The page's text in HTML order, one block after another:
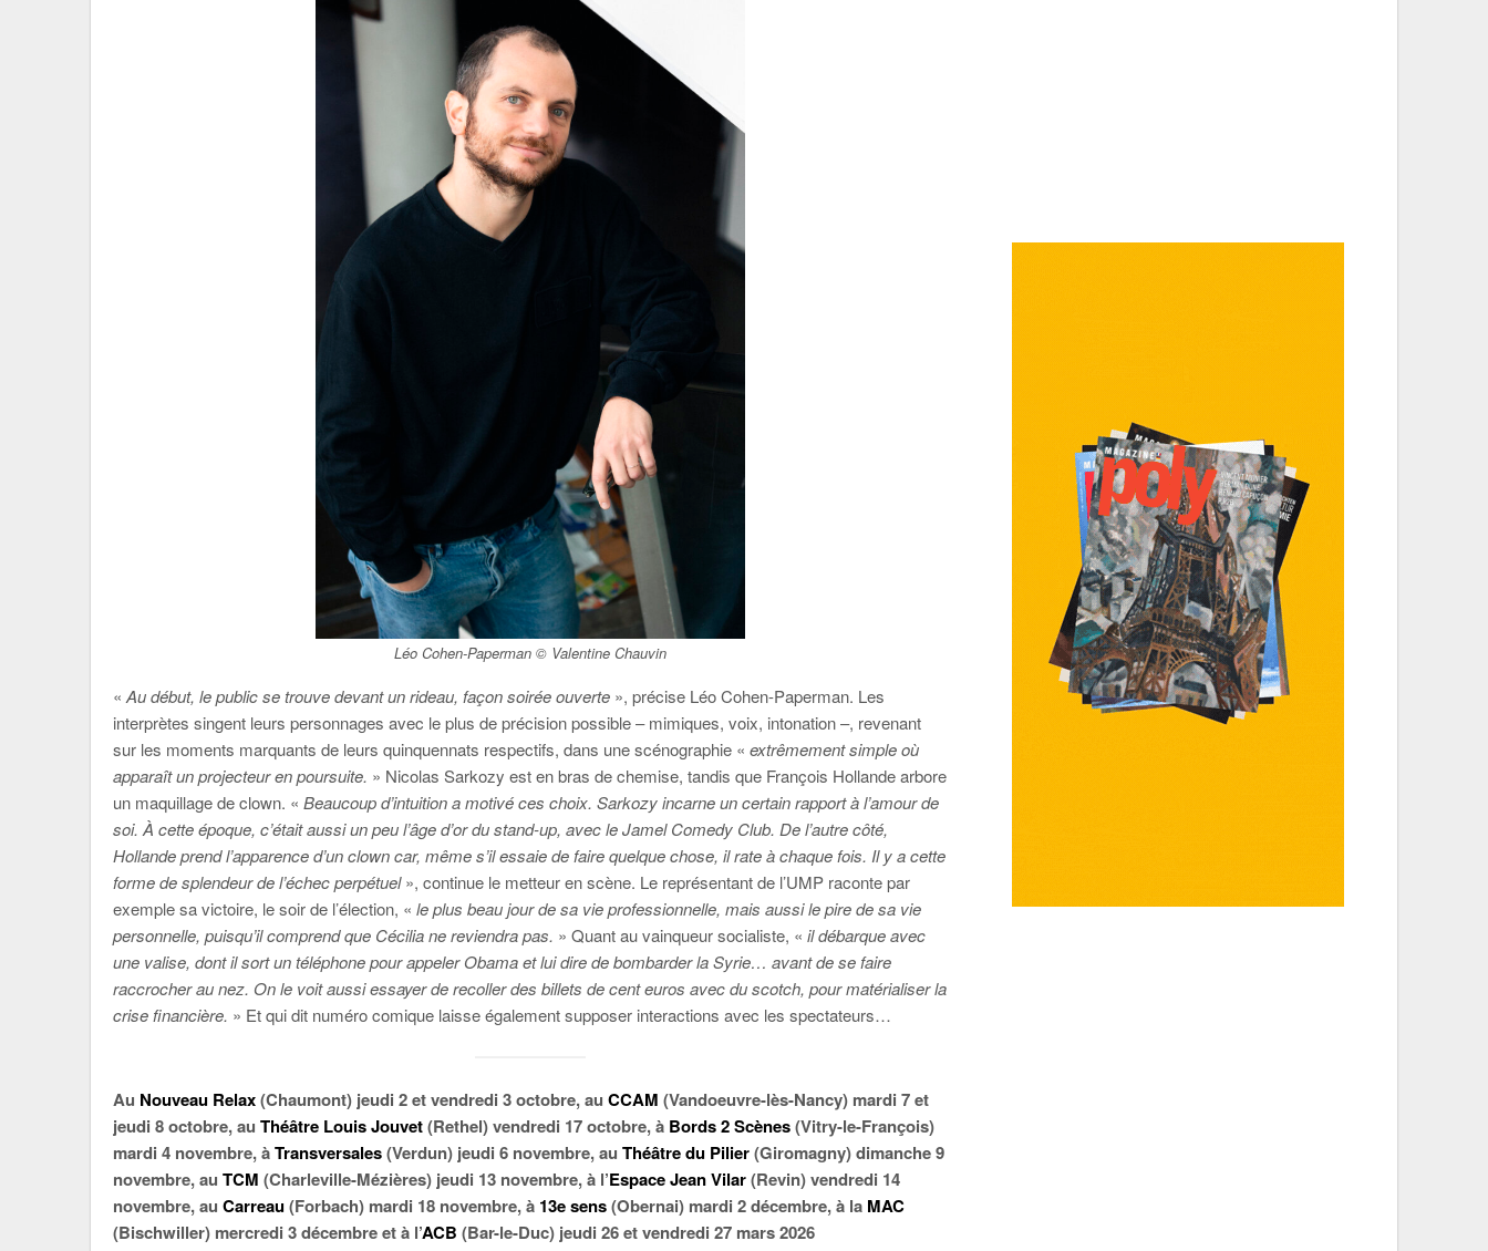
Léo Cohen-Paperman © Valentine Chauvin
« Au début, le public se trouve devant un rideau, façon soirée ouverte », précise Léo Cohen-Paperman. Les
interprètes singent leurs personnages avec le plus de précision possible – mimiques, voix, intonation –, revenant
sur les moments marquants de leurs quinquennats respectifs, dans une scénographie « extrêmement simple où
apparaît un projecteur en poursuite. » Nicolas Sarkozy est en bras de chemise, tandis que François Hollande arbore
un maquillage de clown. « Beaucoup d’intuition a motivé ces choix. Sarkozy incarne un certain rapport à l’amour de
soi. À cette époque, c’était aussi un peu l’âge d’or du stand-up, avec le Jamel Comedy Club. De l’autre côté,
Hollande prend l’apparence d’un clown car, même s’il essaie de faire quelque chose, il rate à chaque fois. Il y a cette
forme de splendeur de l’échec perpétuel», continue le metteur en scène. Le représentant de l’UMP raconte par
exemple sa victoire, le soir de l’élection, « le plus beau jour de sa vie professionnelle, mais aussi le pire de sa vie
personnelle, puisqu’il comprend que Cécilia ne reviendra pas. » Quant au vainqueur socialiste, « il débarque avec
une valise, dont il sort un téléphone pour appeler Obama et lui dire de bombarder la Syrie… avant de se faire
raccrocher au nez. On le voit aussi essayer de recoller des billets de cent euros avec du scotch, pour matérialiser la
crise financière. » Et qui dit numéro comique laisse également supposer interactions avec les spectateurs…
Au Nouveau Relax(Chaumont) jeudi 2 et vendredi 3 octobre, au CCAM (Vandoeuvre-lès-Nancy) mardi 7 et
jeudi 8 octobre, au Théâtre Louis Jouvet(Rethel) vendredi 17 octobre, à Bords 2 Scènes(Vitry-le-François)
mardi 4 novembre, àTransversales(Verdun) jeudi 6 novembre, au Théâtre du Pilier(Giromagny) dimanche 9
novembre, au TCM (Charleville-Mézières) jeudi 13 novembre, à l’Espace Jean Vilar(Revin) vendredi 14
novembre, au Carreau(Forbach) mardi 18 novembre, à 13e sens(Obernai) mardi 2 décembre, à la MAC
(Bischwiller) mercredi 3 décembre et à l’ACB (Bar-le-Duc) jeudi 26 et vendredi 27 mars 2026